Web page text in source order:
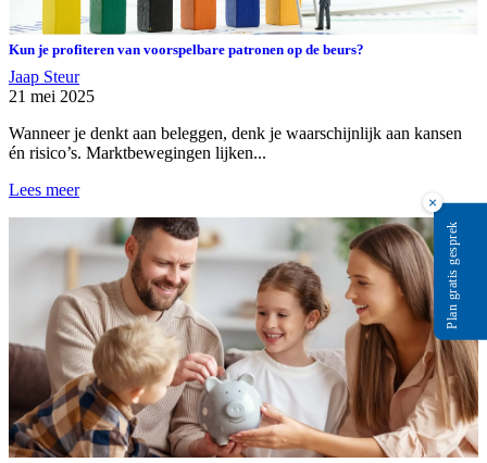
Kun je profiteren van voorspelbare patronen op de beurs?
Jaap Steur
21 mei 2025
Wanneer je denkt aan beleggen, denk je waarschijnlijk aan kansen
én risico’s. Marktbewegingen lijken...
Lees meer
×
Plan gratis gesprek